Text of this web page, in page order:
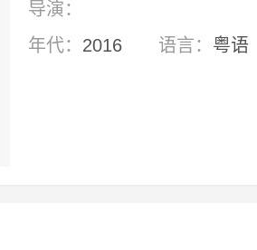
导演：
年代： 2016 语言： 粤语